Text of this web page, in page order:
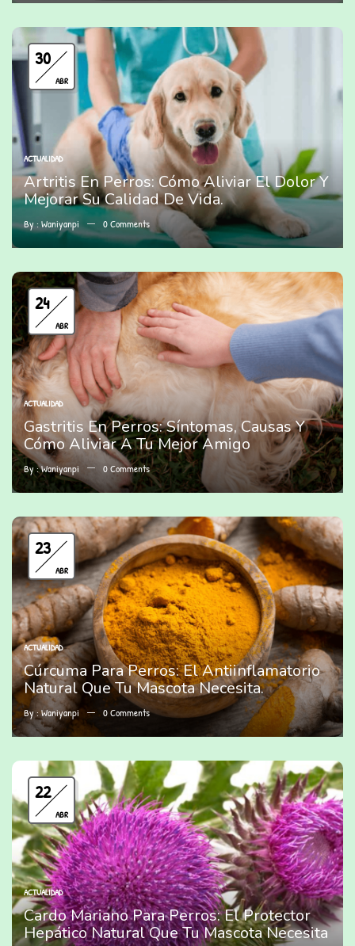
30
ABR
ACTUALIDAD
Artritis En Perros: Cómo Aliviar El Dolor Y
Mejorar Su Calidad De Vida.
By :Waniyanpi 0Comments
24
ABR
ACTUALIDAD
Gastritis En Perros: Síntomas, Causas Y
Cómo Aliviar A Tu Mejor Amigo
By :Waniyanpi 0Comments
23
ABR
ACTUALIDAD
Cúrcuma Para Perros: El Antiinflamatorio
Natural Que Tu Mascota Necesita.
By : Waniyanpi 0Comments
22
ABR
ACTUALIDAD
Cardo Mariano Para Perros: El Protector
Hepático Natural Que Tu Mascota Necesita